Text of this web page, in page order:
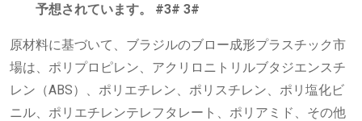
予想されています。 #3# 3#
原材料に基づいて、ブラジルのブロー成形プラスチック市
場は、ポリプロピレン、アクリロニトリルブタジエンスチ
レン（ABS）、ポリエチレン、ポリスチレン、ポリ塩化ビ
ニル、ポリエチレンテレフタレート、ポリアミド、その他